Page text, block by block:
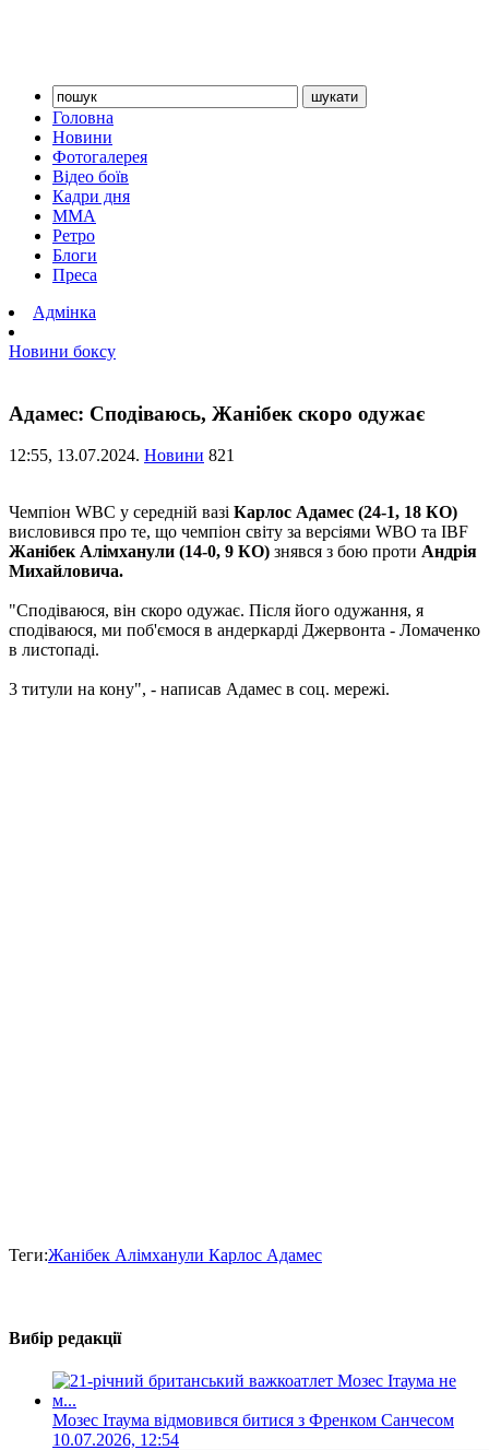
Головна
Новини
Фотогалерея
Відео боїв
Кадри дня
ММА
Ретро
Блоги
Преса
Адмінка
Новини боксу
Адамес: Сподіваюсь, Жанібек скоро одужає
12:55, 13.07.2024. Новини 821
Чемпіон WBC у середній вазі Карлос Адамес (24-1, 18 КО)
висловився про те, що чемпіон світу за версіями WBO та IBF
Жанібек Алімханули (14-0, 9 КО) знявся з бою проти Андрія
Михайловича.
"Сподіваюся, він скоро одужає. Після його одужання, я
сподіваюся, ми поб'ємося в андеркарді Джервонта - Ломаченко
в листопаді.
3 титули на кону", - написав Адамес в соц. мережі.
Теги:Жанібек Алімханули Карлос Адамес
Вибір редакції
Мозес Ітаума відмовився битися з Френком Санчесом
10.07.2026, 12:54